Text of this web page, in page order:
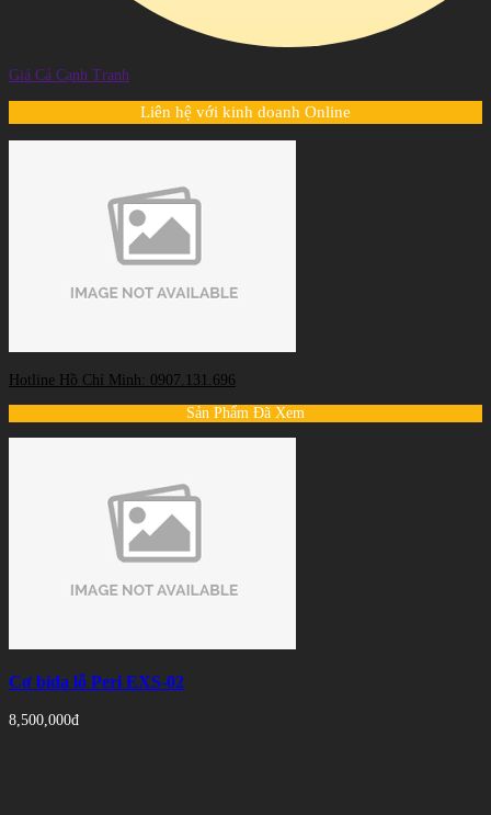
Giá Cả Cạnh Tranh
Liên hệ với kinh doanh Online
Hotline Hồ Chí Minh: 0907.131.696
Sản Phẩm Đã Xem
Cơ bida lỗ Peri EXS-02
8,500,000đ